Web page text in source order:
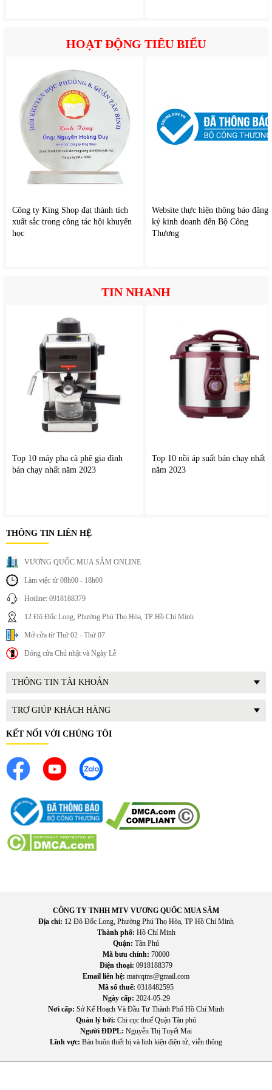
HOẠT ĐỘNG TIÊU BIỂU
Công ty King Shop đạt thành tích
xuất sắc trong công tác hội khuyến
học
Website thực hiện thông báo đăng
ký kinh doanh đến Bộ Công
Thương
TIN NHANH
Top 10 máy pha cà phê gia đình
bán chạy nhất năm 2023
Top 10 nồi áp suất bán chạy nhất
năm 2023
THÔNG TIN LIÊN HỆ
VƯƠNG QUỐC MUA SẮM ONLINE
Làm việc từ 08h00 - 18h00
Hotline: 0918188379
12 Đô Đốc Long, Phường Phú Thọ Hòa, TP Hồ Chí Minh
Mở cửa từ Thứ 02 - Thứ 07
Đóng cửa Chủ nhật và Ngày Lễ
THÔNG TIN TÀI KHOẢN
TRỢ GIÚP KHÁCH HÀNG
KẾT NỐI VỚI CHÚNG TÔI
CÔNG TY TNHH MTV VƯƠNG QUỐC MUA SẮM
Địa chỉ: 12 Đô Đốc Long, Phường Phú Thọ Hòa, TP Hồ Chí Minh
Thành phố: Hồ Chí Minh
Quận: Tân Phú
Mã bưu chính: 70000
Điện thoại: 0918188379
Email liên hệ: maivqms@gmail.com
Mã số thuế: 0318482595
Ngày cấp: 2024-05-29
Nơi cấp: Sở Kế Hoạch Và Đầu Tư Thành Phố Hồ Chí Minh
Quản lý bởi: Chi cục thuế Quận Tân phú
Người ĐDPL: Nguyễn Thị Tuyết Mai
Lĩnh vực: Bán buôn thiết bị và linh kiện điện tử, viễn thông